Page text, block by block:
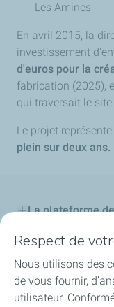
Les Amines
En avril 2015, la
investissement
d'euros pour la
fabrication (2025),
qui traversait le
Le projet
plein sur deux ans.
La plateforme
Notre
Projet d'avenir
Respect de
Nous utilisons des
de vous fournir,
utilisateur.